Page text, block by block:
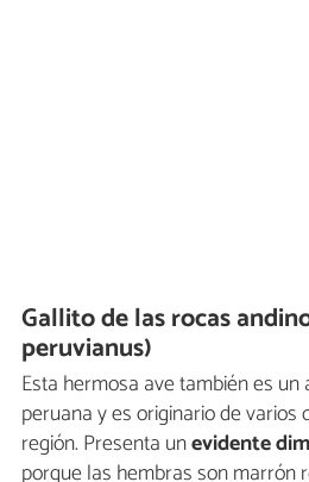
Gallito de las rocas
peruvianus)
Esta hermosa ave también es
peruana y es originario de varios
región. Presenta unevidente
porque las hembras son marrón